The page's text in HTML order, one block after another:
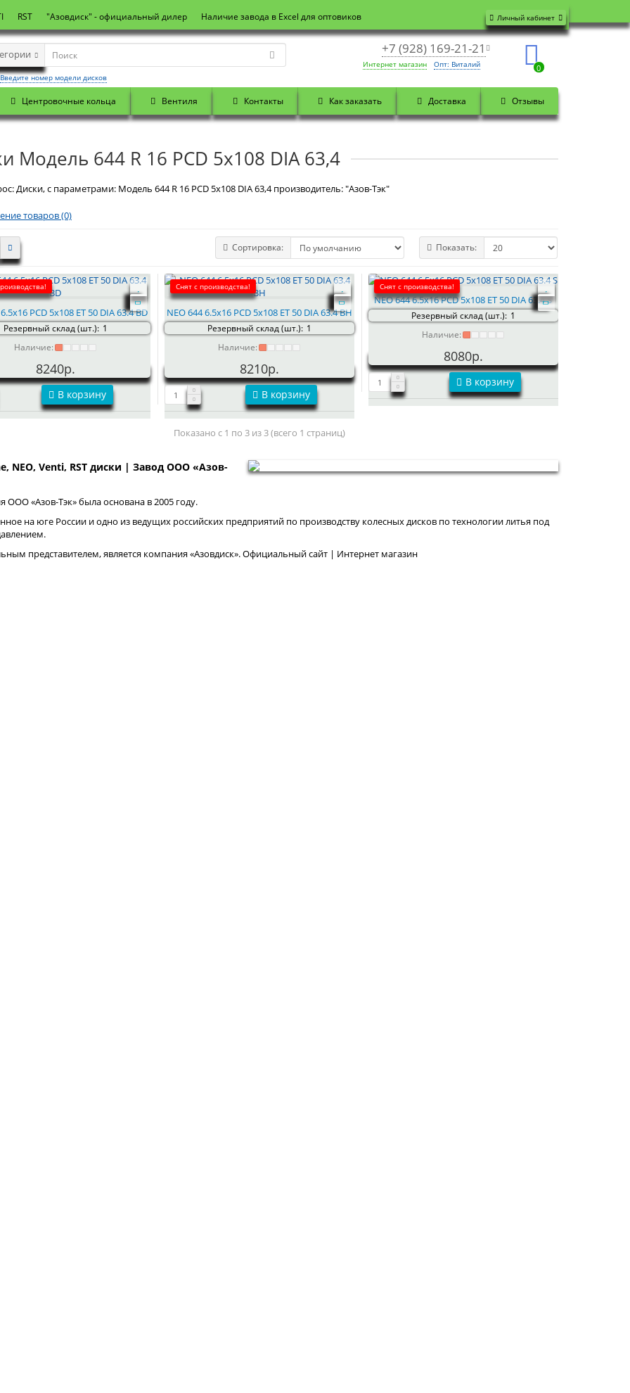
Личный кабинет
RST "Азовдиск" - официальный дилер Наличие завода в Excel для оптовиков
+7 (928) 169-21-21
Интернет магазин Опт: Виталий 0
Введите номер модели дисков
Центровочные кольца Вентиля Контакты Как заказать Доставка Отзывы
Модель 644 R 16 PCD 5x108 DIA 63,4
Диски, с параметрами: Модель 644 R 16 PCD 5x108 DIA 63,4 производитель: "Азов-Тэк"
товаров (0)
Сортировка: Показать:
PCD 5x108 ET 50 DIA 63.4 BD
Резервный склад (шт.): 1
Наличие:
8240р.
В корзину
Снят с производства!
NEO 644 6.5x16 PCD 5x108 ET 50 DIA 63.4 BH
Резервный склад (шт.): 1
Наличие:
8210р.
В корзину
Снят с производства!
NEO 644 6.5x16 PCD 5x108 ET 50 DIA 63.4 S
Резервный склад (шт.): 1
Наличие:
8080р.
В корзину
Показано с 1 по 3 из 3 (всего 1 страниц)
NEO, Venti, RST диски | Завод ООО «Азов-
ООО «Азов-Тэк» была основана в 2005 году.
на юге России и одно из ведущих российских предприятий по производству колесных дисков по технологии литья под
представителем, является компания «Азовдиск». Официальный сайт | Интернет магазин